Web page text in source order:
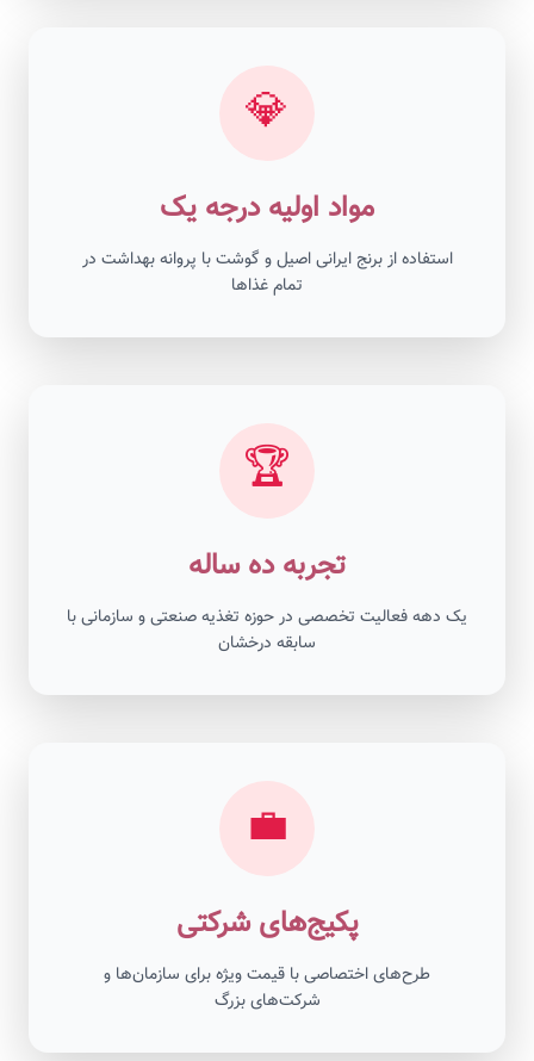
💎
مواد اولیه درجه یک
استفاده از برنج ایرانی اصیل و گوشت با پروانه بهداشت در
تمام غذاها
🏆
تجربه ده ساله
یک دهه فعالیت تخصصی در حوزه تغذیه صنعتی و سازمانی با
سابقه درخشان
💼
پکیج‌های شرکتی
طرح‌های اختصاصی با قیمت ویژه برای سازمان‌ها و
شرکت‌های بزرگ